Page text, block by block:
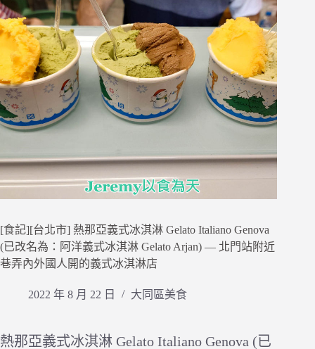
[食記][台北市] 熱那亞義式冰淇淋 Gelato Italiano Genova
(已改名為：阿洋義式冰淇淋 Gelato Arjan) — 北門站附近
巷弄內外國人開的義式冰淇淋店
2022 年 8 月 22 日 大同區美食
熱那亞義式冰淇淋 Gelato Italiano Genova (已